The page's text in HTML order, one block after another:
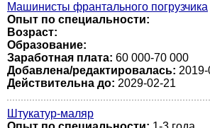
Машинисты франтального погрузчика
Опыт по специальности:
Возраст:
Образование:
Заработная плата: 60 000-70 000
Добавлена/редактировалась:
Действительна до: 2029-02-21
Штукатур-маляр